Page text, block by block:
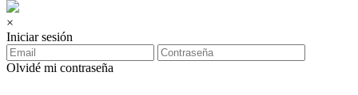
×
Iniciar sesión
Olvidé mi contraseña